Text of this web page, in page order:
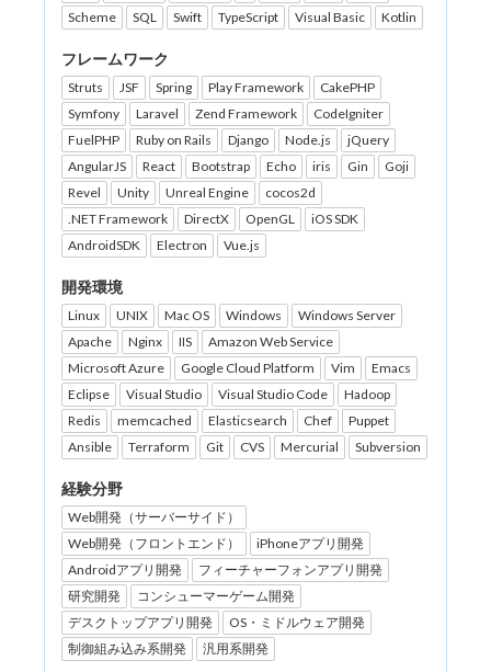
Scheme
SQL Swift TypeScript Visual Basic Kotlin
フレームワーク
Struts JSF Spring Play Framework
CakePHP
Symfony
Laravel Zend Framework
CodeIgniter
FuelPHP
Ruby on Rails Django Node.js
jQuery
AngularJS
React Bootstrap Echo iris Gin
Goji
Revel
Unity Unreal Engine
cocos2d
.NET Framework
DirectX OpenGL
iOS SDK
AndroidSDK
Electron Vue.js
開発環境
Linux UNIX Mac OS Windows
Windows Server
Apache
Nginx IIS
Amazon Web Service
Microsoft Azure
Google Cloud Platform Vim
Emacs
Eclipse
Visual Studio Visual Studio Code
Hadoop
Redis
memcached Elasticsearch Chef
Puppet
Ansible
Terraform Git CVS Mercurial Subversion
経験分野
Web開発（サーバーサイド）
Web開発（フロントエンド）
iPhoneアプリ開発
Androidアプリ開発
フィーチャーフォンアプリ開発
研究開発
コンシューマーゲーム開発
デスクトップアプリ開発
OS・ミドルウェア開発
制御組み込み系開発
汎用系開発